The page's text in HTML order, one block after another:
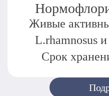
Живые
L.rhamnosus
Срок